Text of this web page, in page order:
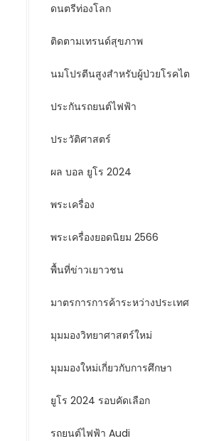
ดนตรีท่องโลก
ติดตามเทรนด์สุขภาพ
นมโปรตีนสูงสำหรับผู้ป่วยโรคไต
ประกันรถยนต์ไฟฟ้า
ประวัติศาสตร์
ผล บอล ยูโร 2024
พระเครื่อง
พระเครื่องยอดนิยม 2566
พื้นที่ข่าวเยาวชน
มาตรการการค้าระหว่างประเทศ
มุมมองวิทยาศาสตร์ใหม่
มุมมองใหม่เกี่ยวกับการศึกษา
ยูโร 2024 รอบคัดเลือก
รถยนต์ไฟฟ้า Audi